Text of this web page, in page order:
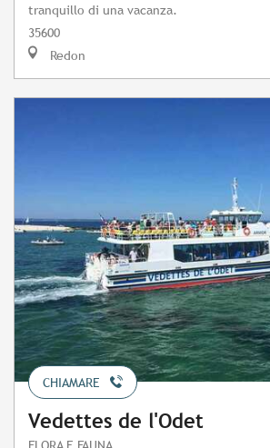
tranquillo di una vacanza.
35600
Redon
CHIAMARE
Vedettes de l'Odet